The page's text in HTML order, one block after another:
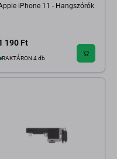
iPhone 11 - Hangszórók
190 Ft
RAKTÁRON 4 db